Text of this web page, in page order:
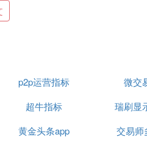
p2p运营指标 微交
超牛指标 瑞刷显
黄金头条app 交易师